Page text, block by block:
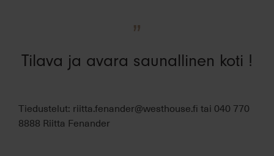
”
Tilava ja avara saunallinen koti !
Tiedustelut: riitta.fenander@westhouse.fi tai 040 770
8888 Riitta Fenander